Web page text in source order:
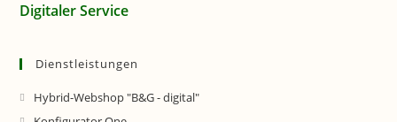
Digitaler Service
Dienstleistungen
Hybrid-Webshop "B&G - digital"